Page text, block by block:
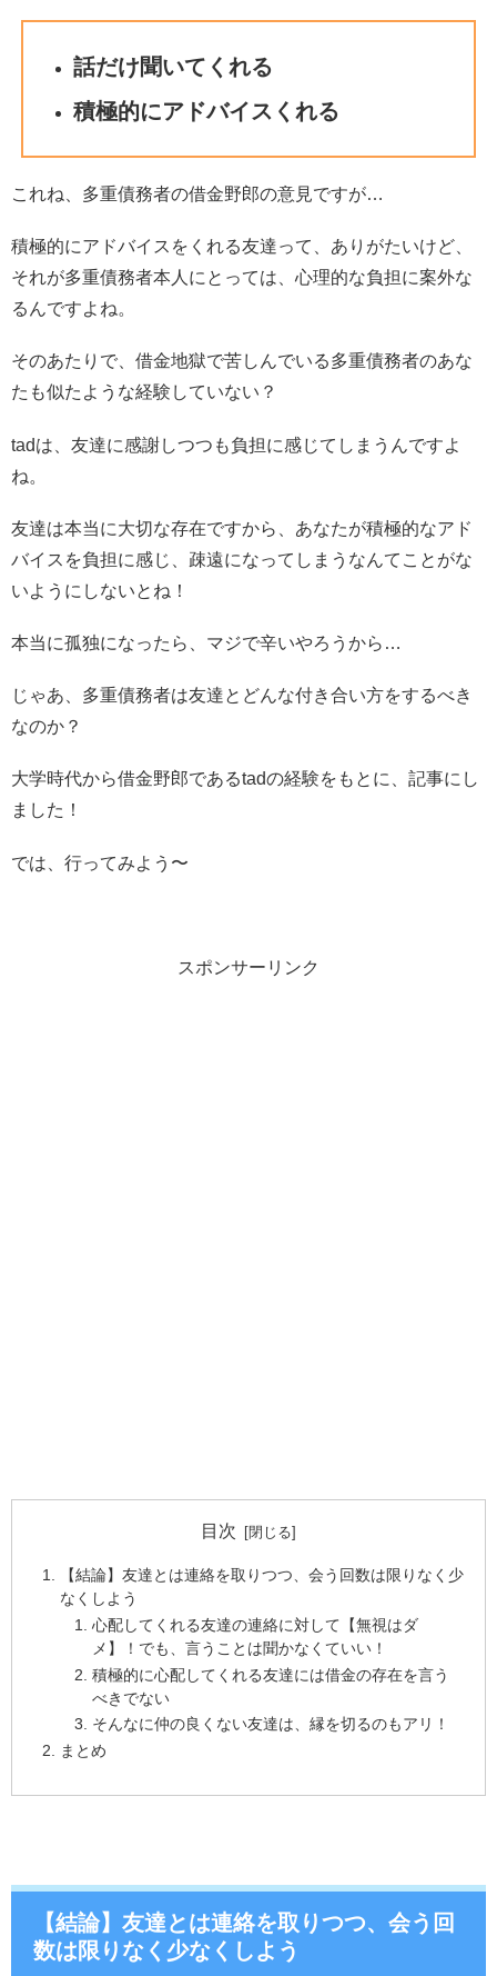
話だけ聞いてくれる
積極的にアドバイスくれる
これね、多重債務者の借金野郎の意見ですが…
積極的にアドバイスをくれる友達って、ありがたいけど、
それが多重債務者本人にとっては、心理的な負担に案外な
るんですよね。
そのあたりで、借金地獄で苦しんでいる多重債務者のあな
たも似たような経験していない？
tadは、友達に感謝しつつも負担に感じてしまうんですよ
ね。
友達は本当に大切な存在ですから、あなたが積極的なアド
バイスを負担に感じ、疎遠になってしまうなんてことがな
いようにしないとね！
本当に孤独になったら、マジで辛いやろうから…
じゃあ、多重債務者は友達とどんな付き合い方をするべき
なのか？
大学時代から借金野郎であるtadの経験をもとに、記事にし
ました！
では、行ってみよう〜
スポンサーリンク
目次
【結論】友達とは連絡を取りつつ、会う回数は限りなく少
なくしよう
心配してくれる友達の連絡に対して【無視はダ
メ】！でも、言うことは聞かなくていい！
積極的に心配してくれる友達には借金の存在を言う
べきでない
そんなに仲の良くない友達は、縁を切るのもアリ！
まとめ
【結論】友達とは連絡を取りつつ、会う回
数は限りなく少なくしよう